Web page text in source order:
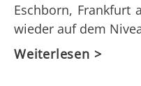
Eschborn, Frankfurt
wieder auf dem
Weiterlesen >